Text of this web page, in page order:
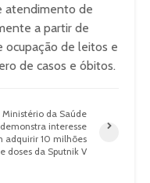
atendimento de
a partir de
ocupação de leitos e
de casos e óbitos.
Ministério da Saúde
demonstra interesse
adquirir 10 milhões
doses da Sputnik V